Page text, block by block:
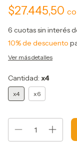
$27.445,50
6 cuotas sin interés
10% de descuento
Ver más detalles
Cantidad: x4
x4 x6